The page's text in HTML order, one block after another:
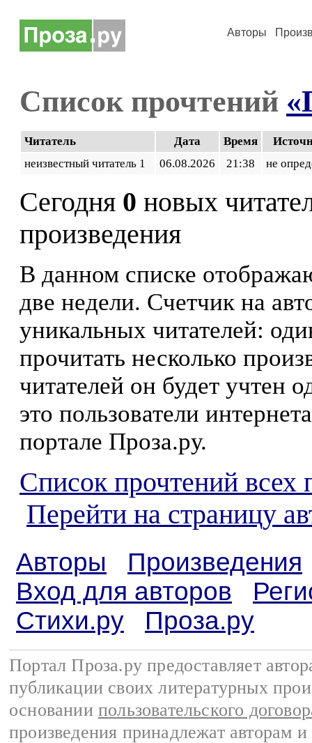
Авторы
Список прочтений
Читатель Дата Время
неизвестный читатель 1
06.08.2026 21:38 не
Сегодня 0 новых
произведения
В данном списке
две недели. Счетчик на
уникальных читателей:
прочитать несколько
читателей он будет учтен
это пользователи
портале Проза.ру.
Список прочтений всех
Перейти на страницу
Авторы
Произведения
Вход для авторов
Стихи.ру
Проза.ру
Портал Проза.ру предоставляет
публикации своих литературных
основании пользовательского
произведения принадлежат авторам